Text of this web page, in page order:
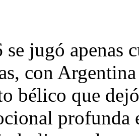
jugó apenas
con
bélico que
profunda